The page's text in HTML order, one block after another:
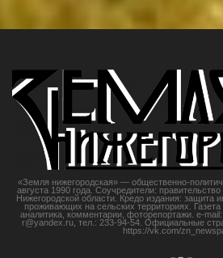
«Земля нижегородская» — общественно-
августа 1990 года. Соучредители:
Нижегородской области. Кредо издания: защита
проживающих на сельских территориях.
аналитика, комментарии, фоторепортажи. e-
r@yandex.ru, тел.: 233-94-54. Официальные
https://vk.com/